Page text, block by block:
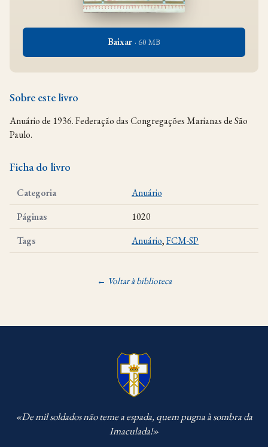
Baixar · 60 MB
Sobre este livro
Anuário de 1936. Federação das Congregações Marianas de São
Paulo.
Ficha do livro
Categoria
Anuário
Páginas
1020
Tags
Anuário,FCM-SP
← Voltar à biblioteca
«De mil soldados não teme a espada, quem pugna à sombra da
Imaculada!»